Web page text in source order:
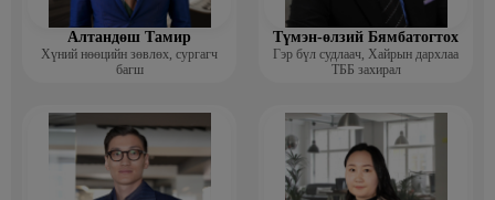
Алтандөш Тамир
Хүний нөөцийн зөвлөх, сургагч
багш
Түмэн-өлзий Бямбатогтох
Гэр бүл судлаач, Хайрын дархлаа
ТББ захирал